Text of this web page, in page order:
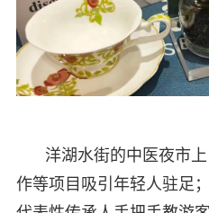
洋湖水街的中医夜市
作等项目吸引年轻人驻足